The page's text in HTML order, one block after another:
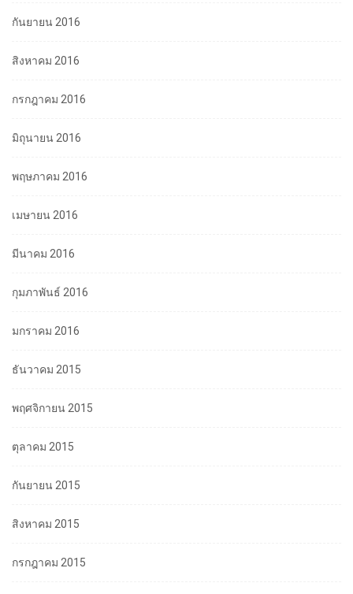
กันยายน 2016
สิงหาคม 2016
กรกฎาคม 2016
มิถุนายน 2016
พฤษภาคม 2016
เมษายน 2016
มีนาคม 2016
กุมภาพันธ์ 2016
มกราคม 2016
ธันวาคม 2015
พฤศจิกายน 2015
ตุลาคม 2015
กันยายน 2015
สิงหาคม 2015
กรกฎาคม 2015